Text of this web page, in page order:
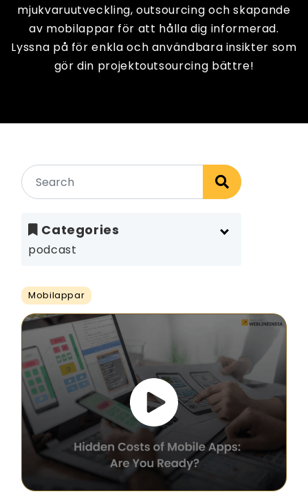
mjukvaruutveckling, outsourcing och skapande
av mobilappar för att hålla dig informerad.
Lyssna på för enkla och användbara insikter som
gör din projektoutsourcing bättre!
Categories
podcast
Mobilappar